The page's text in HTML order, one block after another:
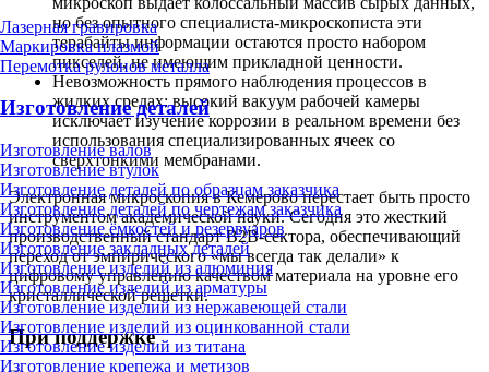
Лазерная гравировка
Маркировка плазмой
Перемотка рулонов металла
Изготовление деталей
Изготовление валов
Изготовление втулок
Изготовление деталей по образцам заказчика
Изготовление деталей по чертежам заказчика
Изготовление ёмкостей и резервуаров
Изготовление закладных деталей
Изготовление изделий из алюминия
Изготовление изделий из арматуры
Изготовление изделий из нержавеющей стали
Изготовление изделий из оцинкованной стали
Изготовление изделий из титана
Изготовление крепежа и метизов
но без опытного специалиста-микроскописта эти
терабайты информации остаются просто набором
пикселей, не имеющим прикладной ценности.
Невозможность прямого наблюдения процессов в
жидких средах: высокий вакуум рабочей камеры
исключает изучение коррозии в реальном времени без
использования специализированных ячеек со
сверхтонкими мембранами.
Электронная микроскопия в Кемерово перестает быть просто
инструментом академической науки. Сегодня это жесткий
производственный стандарт B2B-сектора, обеспечивающий
переход от эмпирического «мы всегда так делали» к
цифровому управлению качеством материала на уровне его
кристаллической решетки.
При поддержке